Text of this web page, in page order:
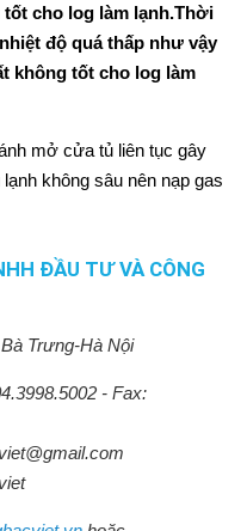
cho log làm lạnh.Thời
độ quá thấp như vậy
không tốt cho log làm
mở cửa tủ liên tục gây
không sâu nên nạp gas
ĐẦU TƯ VÀ CÔNG
Trưng-Hà Nội
- Fax: